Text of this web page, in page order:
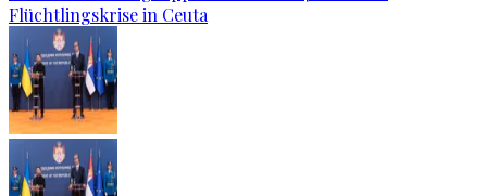
Flüchtlingskrise in Ceuta